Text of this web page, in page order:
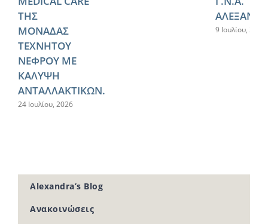
ΤΗΣ
ΜΟΝΑΔΑΣ
ΤΕΧΝΗΤΟΥ
ΝΕΦΡΟΥ ΜΕ
ΚΑΛΥΨΗ
ΑΝΤΑΛΛΑΚΤΙΚΩΝ.
24 Ιουλίου, 2026
9 Ιουλίου, 2026
Alexandra’s Blog
Ανακοινώσεις